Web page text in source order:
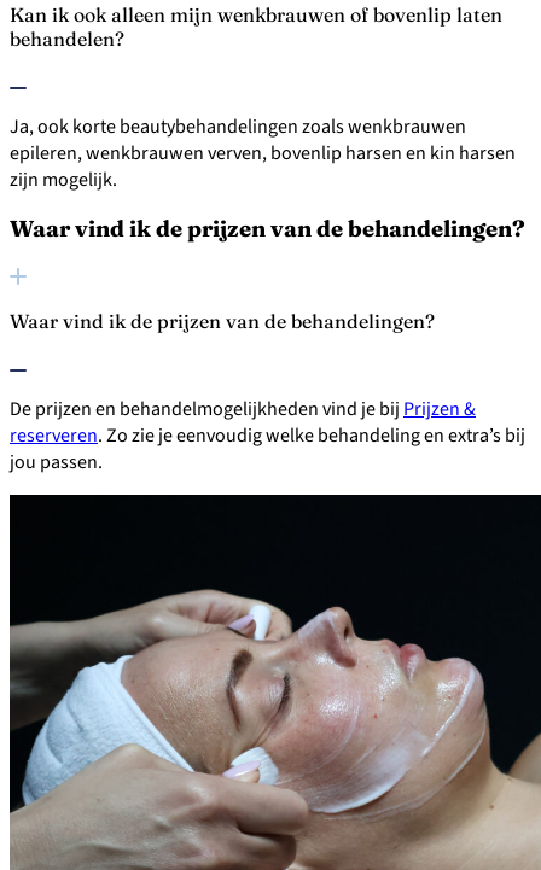
Kan ik ook alleen mijn wenkbrauwen of bovenlip laten
behandelen?
Ja, ook korte beautybehandelingen zoals wenkbrauwen
epileren, wenkbrauwen verven, bovenlip harsen en kin harsen
zijn mogelijk.
Waar vind ik de prijzen van de behandelingen?
Waar vind ik de prijzen van de behandelingen?
De prijzen en behandelmogelijkheden vind je bij Prijzen &
reserveren. Zo zie je eenvoudig welke behandeling en extra’s bij
jou passen.